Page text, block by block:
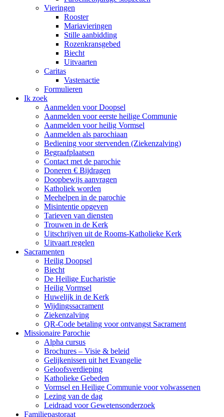
Vieringen
Rooster
Mariavieringen
Stille aanbidding
Rozenkransgebed
Biecht
Uitvaarten
Caritas
Vastenactie
Formulieren
Ik zoek
Aanmelden voor Doopsel
Aanmelden voor eerste heilige Communie
Aanmelden voor heilig Vormsel
Aanmelden als parochiaan
Bediening voor stervenden (Ziekenzalving)
Begraafplaatsen
Contact met de parochie
Doneren € Bijdragen
Doopbewijs aanvragen
Katholiek worden
Meehelpen in de parochie
Misintentie opgeven
Tarieven van diensten
Trouwen in de Kerk
Uitschrijven uit de Rooms-Katholieke Kerk
Uitvaart regelen
Sacramenten
Heilig Doopsel
Biecht
De Heilige Eucharistie
Heilig Vormsel
Huwelijk in de Kerk
Wijdingssacrament
Ziekenzalving
QR-Code betaling voor ontvangst Sacrament
Missionaire Parochie
Alpha cursus
Brochures – Visie & beleid
Gelijkenissen uit het Evangelie
Geloofsverdieping
Katholieke Gebeden
Vormsel en Heilige Communie voor volwassenen
Lezing van de dag
Leidraad voor Gewetensonderzoek
Familiepastoraat